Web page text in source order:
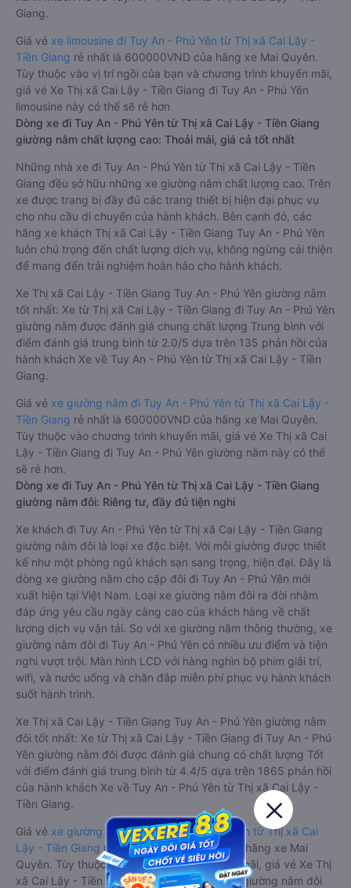
Giang.
Giá vé xe limousine đi Tuy An - Phú Yên từ Thị xã Cai Lậy -
Tiền Giang rẻ nhất là 600000VND của hãng xe Mai Quyên.
Tùy thuộc vào vị trí ngồi của bạn và chương trình khuyến mãi,
giá vé Xe Thị xã Cai Lậy - Tiền Giang đi Tuy An - Phú Yên
limousine này có thể sẽ rẻ hơn
Dòng xe đi Tuy An - Phú Yên từ Thị xã Cai Lậy - Tiền Giang
giường nằm chất lượng cao: Thoải mái, giá cả tốt nhất
Những nhà xe đi Tuy An - Phú Yên từ Thị xã Cai Lậy - Tiền
Giang đều sở hữu những xe giường nằm chất lượng cao. Trên
xe được trang bị đầy đủ các trang thiết bị hiện đại phục vụ
cho nhu cầu di chuyển của hành khách. Bên cạnh đó, các
hãng xe khách Thị xã Cai Lậy - Tiền Giang Tuy An - Phú Yên
luôn chú trọng đến chất lượng dịch vụ, không ngừng cải thiện
để mang đến trải nghiệm hoàn hảo cho hành khách.
Xe Thị xã Cai Lậy - Tiền Giang Tuy An - Phú Yên giường nằm
tốt nhất: Xe từ Thị xã Cai Lậy - Tiền Giang đi Tuy An - Phú Yên
giường nằm được đánh giá chung chất lượng Trung bình với
điểm đánh giá trung bình từ 2.0/5 dựa trên 135 phản hồi của
hành khách Xe về Tuy An - Phú Yên từ Thị xã Cai Lậy - Tiền
Giang.
Giá vé xe giường nằm đi Tuy An - Phú Yên từ Thị xã Cai Lậy -
Tiền Giang rẻ nhất là 600000VND của hãng xe Mai Quyên.
Tùy thuộc vào chương trình khuyến mãi, giá vé Xe Thị xã Cai
Lậy - Tiền Giang đi Tuy An - Phú Yên giường nằm này có thể
sẽ rẻ hơn.
Dòng xe đi Tuy An - Phú Yên từ Thị xã Cai Lậy - Tiền Giang
giường nằm đôi: Riêng tư, đầy đủ tiện nghi
Xe khách đi Tuy An - Phú Yên từ Thị xã Cai Lậy - Tiền Giang
giường nằm đôi là loại xe đặc biệt. Với mỗi giường được thiết
kế như một phòng ngủ khách sạn sang trọng, hiện đại. Đây là
dòng xe giường nằm cho cặp đôi đi Tuy An - Phú Yên mới
xuất hiện tại Việt Nam. Loại xe giường nằm đôi ra đời nhằm
đáp ứng yêu cầu ngày càng cao của khách hàng về chất
lượng dịch vụ vận tải. So với xe giường nằm thông thường, xe
giường nằm đôi đi Tuy An - Phú Yên có nhiều ưu điểm và tiện
nghi vượt trội. Màn hình LCD với hàng nghìn bộ phim giải trí,
wifi, và nước uống và chăn đắp miễn phí phục vụ hành khách
suốt hành trình.
Xe Thị xã Cai Lậy - Tiền Giang Tuy An - Phú Yên giường nằm
đôi tốt nhất: Xe từ Thị xã Cai Lậy - Tiền Giang đi Tuy An - Phú
Yên giường nằm đôi được đánh giá chung có chất lượng Tốt
với điểm đánh giá trung bình từ 4.4/5 dựa trên 1865 phản hồi
của hành khách Xe về Tuy An - Phú Yên từ Thị xã Cai Lậy -
Tiền Giang.
Giá vé xe giường nằm đôi đi Tuy An - Phú Yên từ Thị xã Cai
Lậy - Tiền Giang rẻ nhất là 600000VND của hãng xe Mai
Quyên. Tùy thuộc vào chương trình khuyến mãi, giá vé Xe Thị
xã Cai Lậy - Tiền Giang đi Tuy An - Phú Yên giường nằm đôi